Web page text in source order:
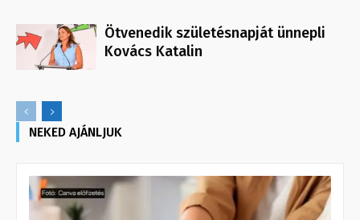
Ötvenedik születésnapját ünnepli
Kovács Katalin
NEKED AJÁNLJUK